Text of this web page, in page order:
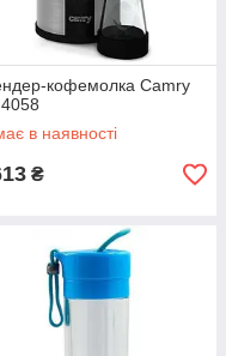
кофемолка Camry
в наявності
₴